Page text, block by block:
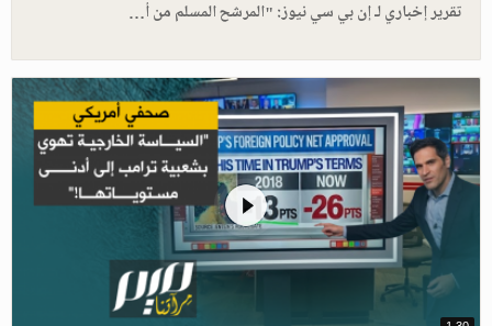
تقرير إخباري لـ إن بي سي نيوز: "المرشح المسلم من أ…